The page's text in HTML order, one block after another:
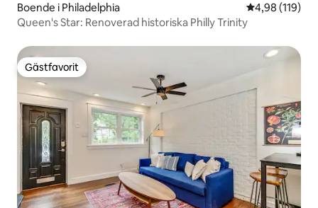
Boende i Philadelphia 4,98 av 5 i
4,98 (119)
Queen's Star: Renoverad historiska Philly Trinity
Gästfavorit
Gästfavorit